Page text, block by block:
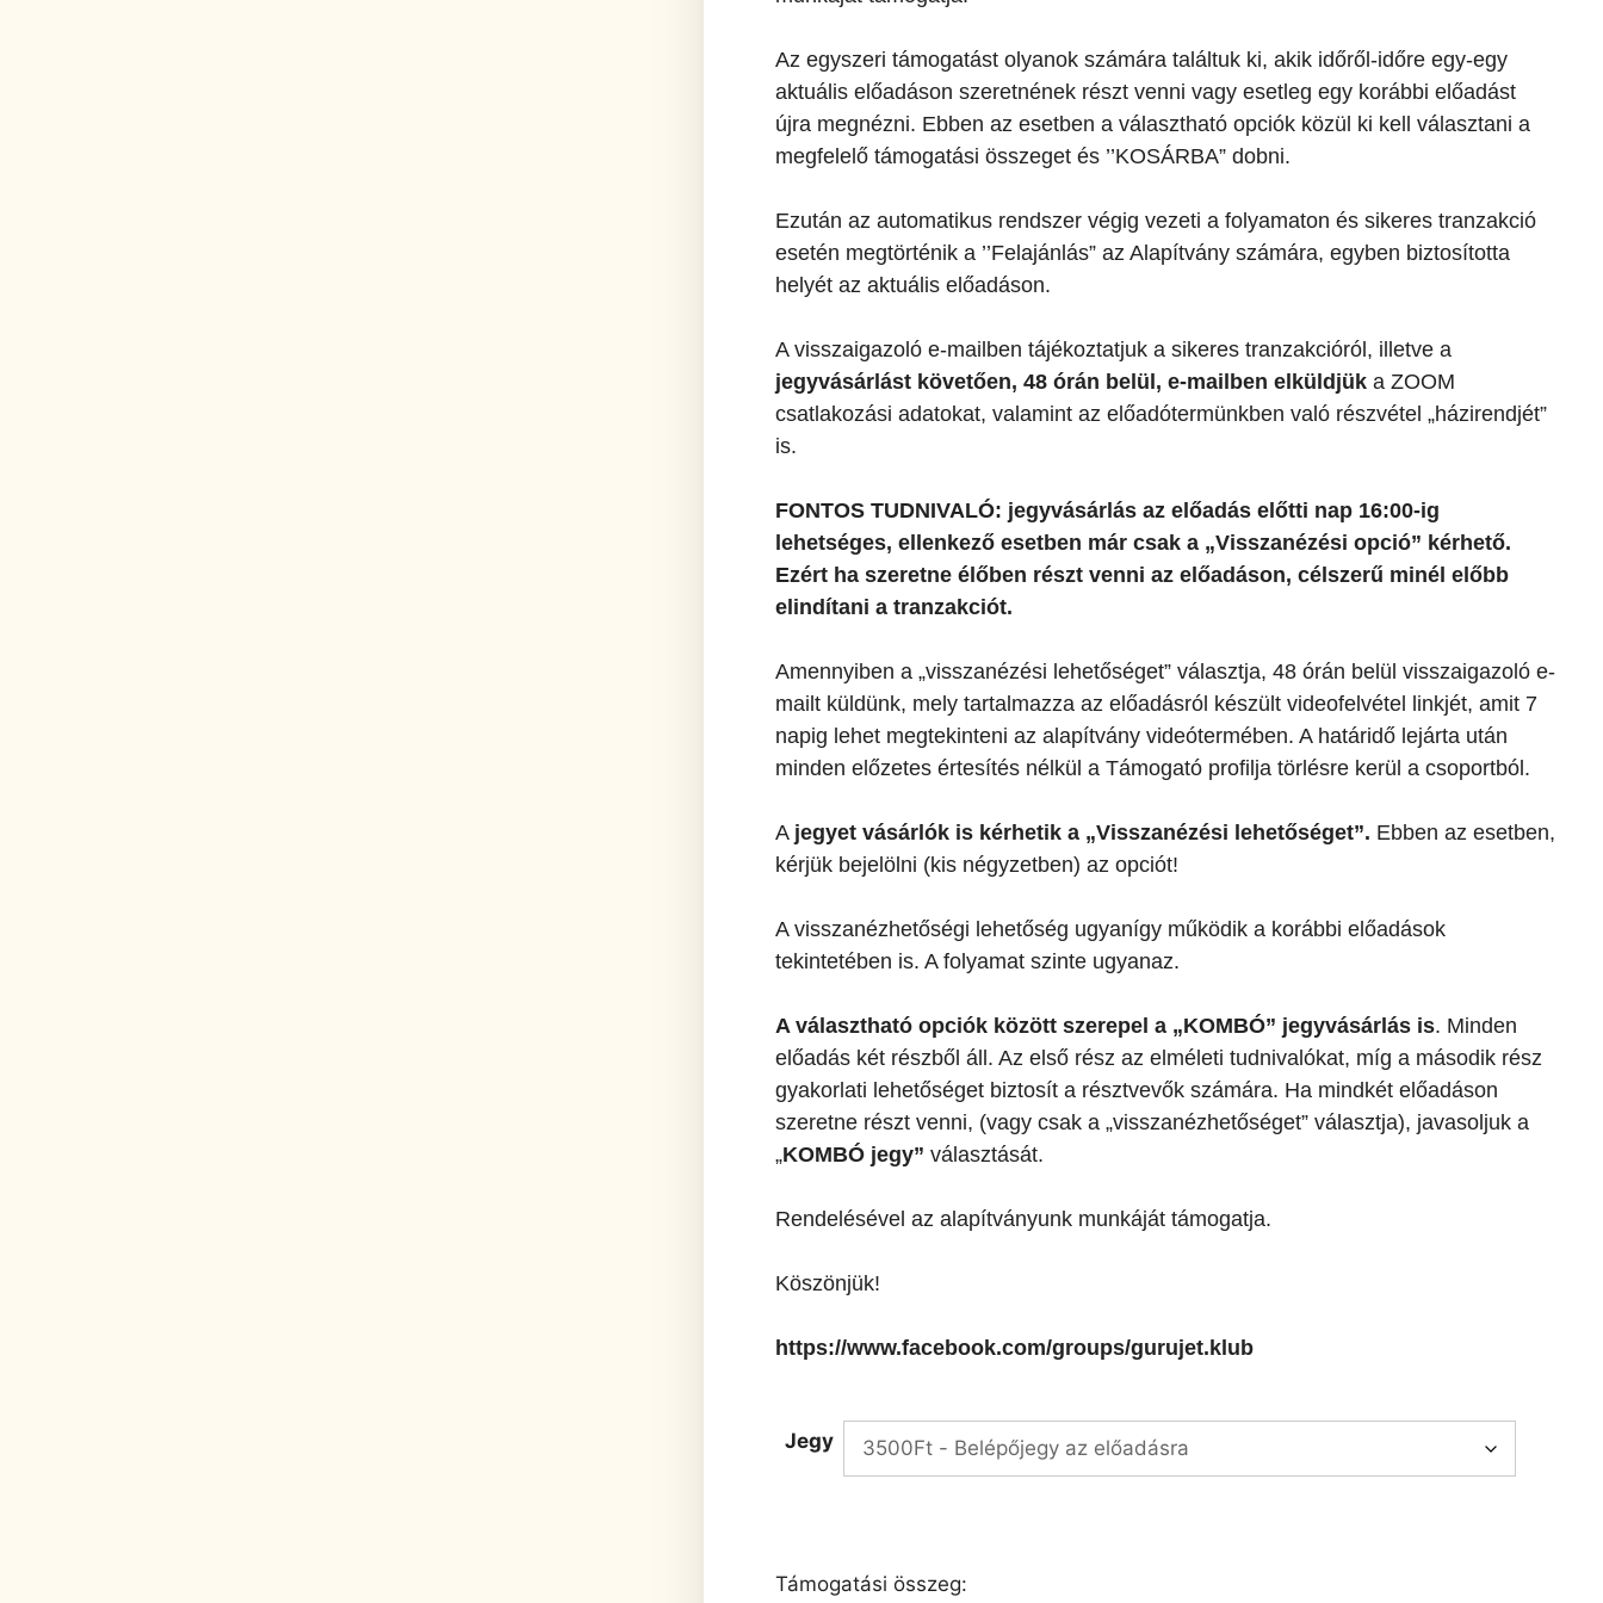
Az egyszeri támogatást olyanok számára találtuk ki, akik időről-időre egy-egy
aktuális előadáson szeretnének részt venni vagy esetleg egy korábbi előadást
újra megnézni. Ebben az esetben a választható opciók közül ki kell választani a
megfelelő támogatási összeget és ’’KOSÁRBA” dobni.
Ezután az automatikus rendszer végig vezeti a folyamaton és sikeres tranzakció
esetén megtörténik a ’’Felajánlás” az Alapítvány számára, egyben biztosította
helyét az aktuális előadáson.
A visszaigazoló e-mailben tájékoztatjuk a sikeres tranzakcióról, illetve a
jegyvásárlást követően, 48 órán belül, e-mailben elküldjüka ZOOM
csatlakozási adatokat, valamint az előadótermünkben való részvétel „házirendjét”
is.
FONTOS TUDNIVALÓ: jegyvásárlás az előadás előtti nap 16:00-ig
lehetséges, ellenkező esetben már csak a „Visszanézési opció” kérhető.
Ezért ha szeretne élőben részt venni az előadáson, célszerű minél előbb
elindítani a tranzakciót.
Amennyiben a „visszanézési lehetőséget” választja, 48 órán belül visszaigazoló e-
mailt küldünk, mely tartalmazza az előadásról készült videofelvétel linkjét, amit 7
napig lehet megtekinteni az alapítvány videótermében. A határidő lejárta után
minden előzetes értesítés nélkül a Támogató profilja törlésre kerül a csoportból.
A jegyet vásárlók is kérhetik a „Visszanézési lehetőséget”. Ebben az esetben,
kérjük bejelölni (kis négyzetben) az opciót!
A visszanézhetőségi lehetőség ugyanígy működik a korábbi előadások
tekintetében is. A folyamat szinte ugyanaz.
A választható opciók között szerepel a „KOMBÓ” jegyvásárlás is. Minden
előadás két részből áll. Az első rész az elméleti tudnivalókat, míg a második rész
gyakorlati lehetőséget biztosít a résztvevők számára. Ha mindkét előadáson
szeretne részt venni, (vagy csak a „visszanézhetőséget” választja), javasoljuk a
„KOMBÓ jegy” választását.
Rendelésével az alapítványunk munkáját támogatja.
Köszönjük!
https://www.facebook.com/groups/gurujet.klub
Jegy
Támogatási összeg: